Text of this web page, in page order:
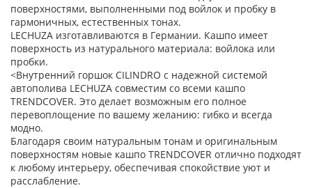
поверхностями, выполненными под войлок и пробку в
гармоничных, естественных тонах.
LECHUZA изготавливаются в Германии. Кашпо имеет
поверхность из натурального материала: войлока или
пробки.
<Внутренний горшок CILINDRO с надежной системой
автополива LECHUZA совместим со всеми кашпо
TRENDCOVER. Это делает возможным его полное
перевоплощение по вашему желанию: гибко и всегда
модно.
Благодаря своим натуральным тонам и оригинальным
поверхностям новые кашпо TRENDCOVER отлично подходят
к любому интерьеру, обеспечивая спокойствие уют и
расслабление.